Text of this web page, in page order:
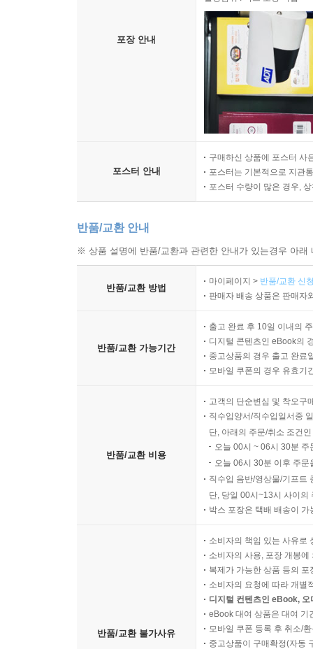
포장 안내
포스터 안내
구매하신 상품에 포스터 사
포스터는 기본적으로 지관
포스터 수량이 많은 경우,
반품/교환 안내
※ 상품 설명에 반품/교환과 관련한 안내가 있는경우 아
반품/교환 방법
마이페이지 > 반품/교환 신
판매자 배송 상품은 판매자
반품/교환 가능기간
출고 완료 후 10일 이내의
디지털 콘텐츠인 eBook의
중고상품의 경우 출고 완료
모바일 쿠폰의 경우 유효기
반품/교환 비용
고객의 단순변심 및 착오구
직수입양서/직수입일서중
단, 아래의 주문/취소 조건
오늘 00시 ~ 06시 30분
오늘 06시 30분 이후 주
직수입 음반/영상물/기프트
단, 당일 00시~13시 사이의
박스 포장은 택배 배송이
반품/교환 불가사유
소비자의 책임 있는 사유로
소비자의 사용, 포장 개봉
복제가 가능한 상품 등의
소비자의 요청에 따라 개별
디지털 컨텐츠인 eBook,
eBook 대여 상품은 대여 기
모바일 쿠폰 등록 후 취소/
중고상품이 구매확정(자동